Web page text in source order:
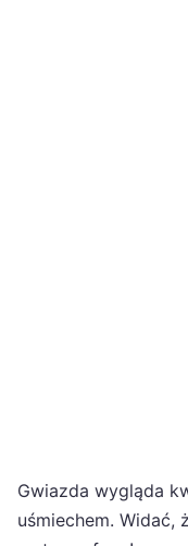
Gwiazda wygląda
uśmiechem. Widać,